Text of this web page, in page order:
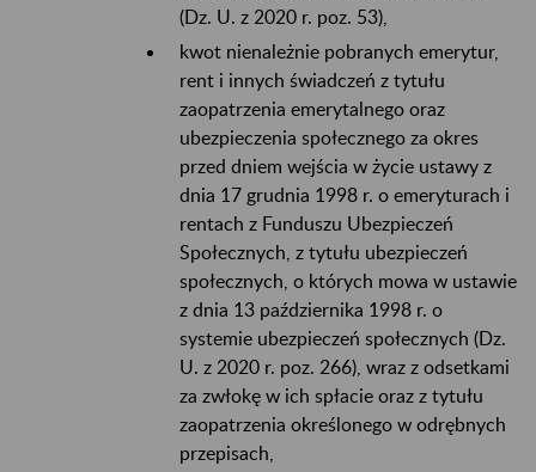
(Dz. U. z 2020 r. poz. 53),
kwot nienależnie pobranych emerytur,
rent i innych świadczeń z tytułu
zaopatrzenia emerytalnego oraz
ubezpieczenia społecznego za okres
przed dniem wejścia w życie ustawy z
dnia 17 grudnia 1998 r. o emeryturach i
rentach z Funduszu Ubezpieczeń
Społecznych, z tytułu ubezpieczeń
społecznych, o których mowa w ustawie
z dnia 13 października 1998 r. o
systemie ubezpieczeń społecznych (Dz.
U. z 2020 r. poz. 266), wraz z odsetkami
za zwłokę w ich spłacie oraz z tytułu
zaopatrzenia określonego w odrębnych
przepisach,